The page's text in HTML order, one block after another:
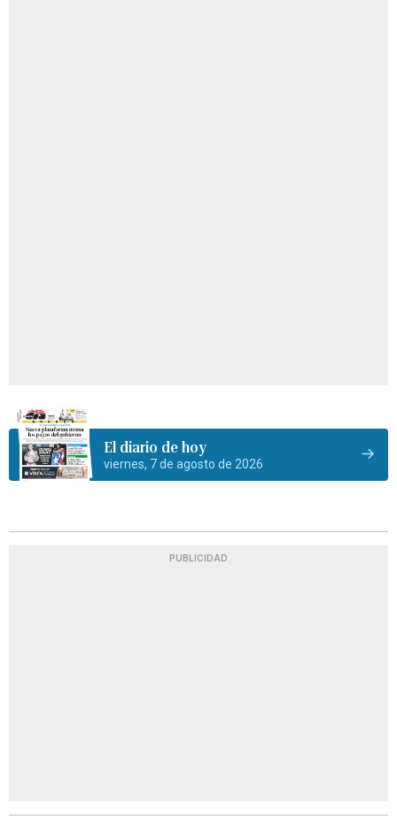
El diario de hoy
viernes, 7 de agosto de 2026
PUBLICIDAD